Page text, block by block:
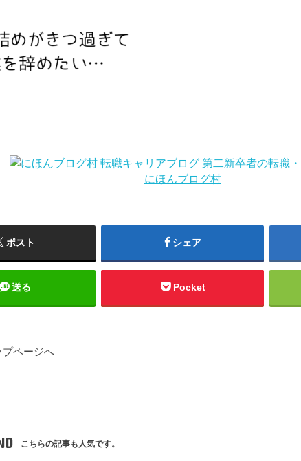
にほんブログ村
ポスト シェア
送る Pocket
プページへ
こちらの記事も人気です。